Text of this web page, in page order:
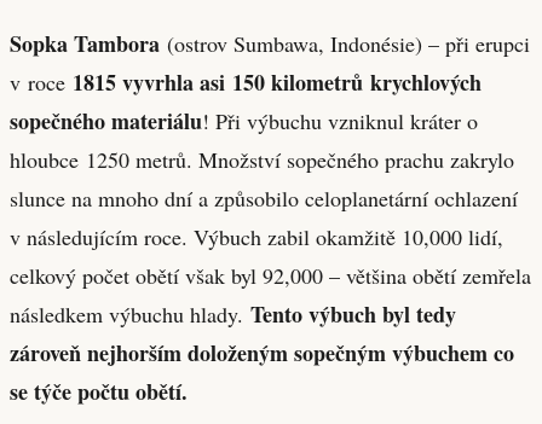
Sopka Tambora (ostrov Sumbawa, Indonésie) – při erupci
v roce 1815 vyvrhla asi 150 kilometrů krychlových
sopečného materiálu! Při výbuchu vzniknul kráter o
hloubce 1250 metrů. Množství sopečného prachu zakrylo
slunce na mnoho dní a způsobilo celoplanetární ochlazení
v následujícím roce. Výbuch zabil okamžitě 10,000 lidí,
celkový počet obětí však byl 92,000 – většina obětí zemřela
následkem výbuchu hlady. Tento výbuch byl tedy
zároveň nejhorším doloženým sopečným výbuchem co
se týče počtu obětí.